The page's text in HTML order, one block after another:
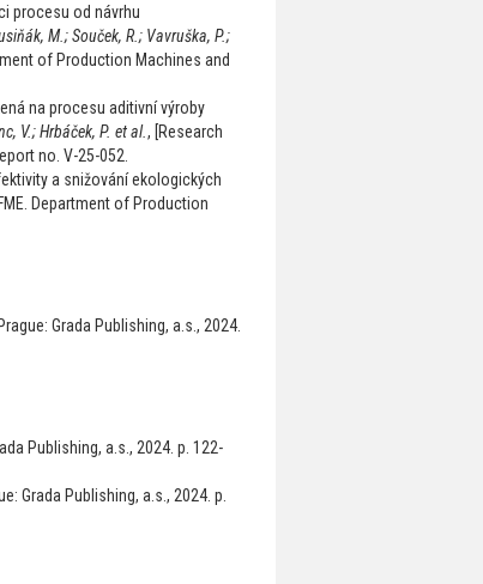
procesu od návrhu
M.; Souček, R.; Vavruška, P.;
of Production Machines and
na procesu aditivní výroby
V.; Hrbáček, P. et al., [Research
no. V-25-052.
a snižování ekologických
Department of Production
Grada Publishing, a.s., 2024.
Publishing, a.s., 2024. p. 122-
Grada Publishing, a.s., 2024. p.